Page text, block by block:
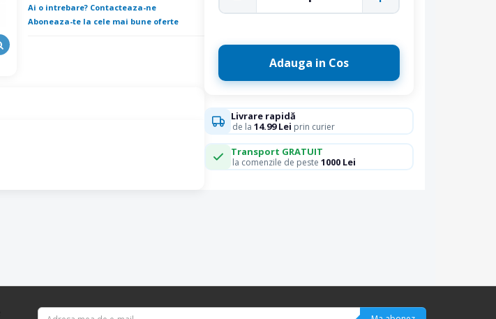
Ai o intrebare? Contacteaza-ne
Aboneaza-te la cele mai bune oferte
Adauga in Cos
Livrare rapidă
de la 14.99 Lei prin curier
Transport GRATUIT
la comenzile de peste 1000 Lei